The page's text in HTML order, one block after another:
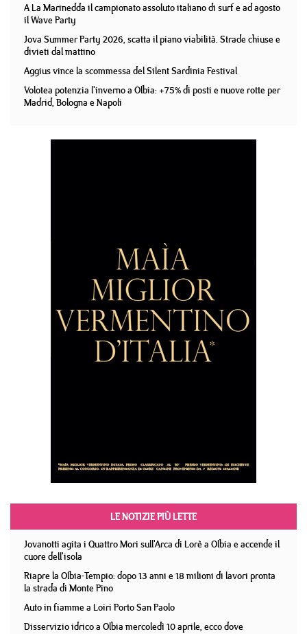
A La Marinedda il campionato assoluto italiano di surf e ad agosto
il Wave Party
Jova Summer Party 2026, scatta il piano viabilità. Strade chiuse e
divieti dal mattino
Aggius vince la scommessa del Silent Sardinia Festival
Volotea potenzia l'inverno a Olbia: +75% di posti e nuove rotte per
Madrid, Bologna e Napoli
LE NOTIZIE PIÙ LETTE
Jovanotti agita i Quattro Mori sull'Arca di Lorè a Olbia e accende il
cuore dell'isola
Riapre la Olbia-Tempio: dopo 13 anni e 18 milioni di lavori pronta
la strada di Monte Pino
Auto in fiamme a Loiri Porto San Paolo
Disservizio idrico a Olbia mercoledì 10 aprile, ecco dove